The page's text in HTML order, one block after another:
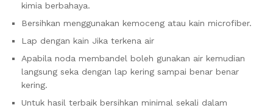
kimia berbahaya.
Bersihkan menggunakan kemoceng atau kain microfiber.
Lap dengan kain Jika terkena air
Apabila noda membandel boleh gunakan air kemudian
langsung seka dengan lap kering sampai benar benar
kering.
Untuk hasil terbaik bersihkan minimal sekali dalam